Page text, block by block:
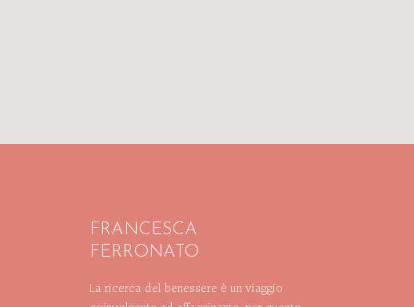
FRANCESCA
FERRONATO
La ricerca del benessere è un viaggio